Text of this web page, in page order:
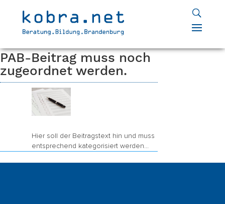
Home Package
Inklusionsforum für junge
Menschen 2019 – Anregungen für die
Landesregierung
PAB-Beitrag muss noch
zugeordnet werden.
Hier soll der Beitragstext hin und muss
entsprechend kategorisiert werden…